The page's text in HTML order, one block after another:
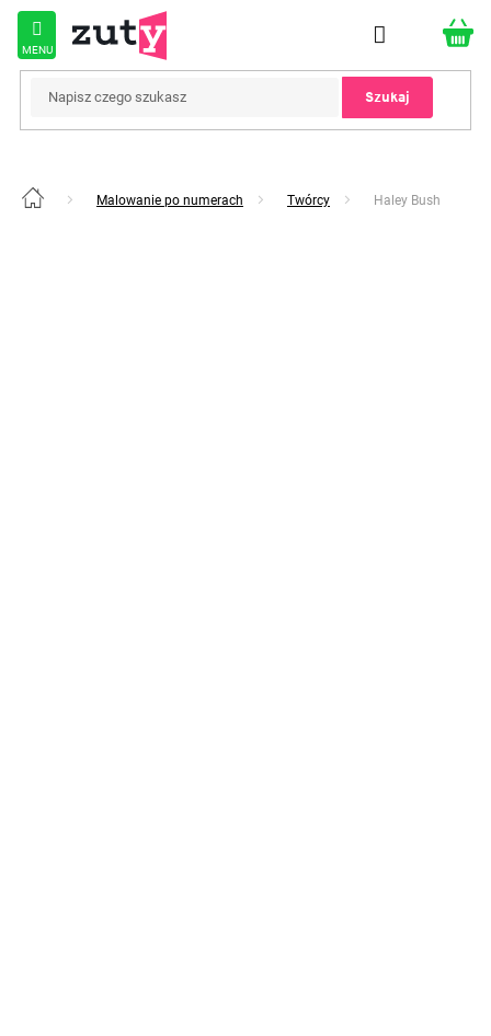
Przejść
treści
Szukaj
Home Malowanie po numerach Twórcy Haley Bush